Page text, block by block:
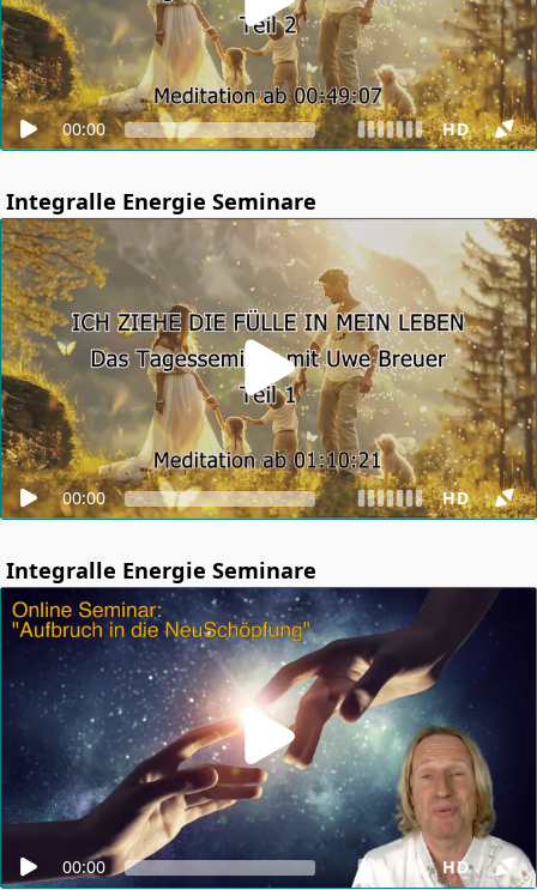
00:00 HD
Integralle Energie Seminare
00:00 HD
Integralle Energie Seminare
00:00 HD